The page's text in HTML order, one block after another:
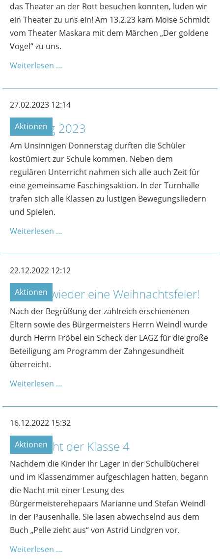
das Theater an der Rott besuchen konnten, luden wir
ein Theater zu uns ein! Am 13.2.23 kam Moise Schmidt
vom Theater Maskara mit dem Märchen „Der goldene
Vogel“ zu uns.
Weiterlesen …
27.02.2023 12:14
Aktionen
Fasching 2023
Am Unsinnigen Donnerstag durften die Schüler
kostümiert zur Schule kommen. Neben dem
regulären Unterricht nahmen sich alle auch Zeit für
eine gemeinsame Faschingsaktion. In der Turnhalle
trafen sich alle Klassen zu lustigen Bewegungsliedern
und Spielen.
Weiterlesen …
22.12.2022 12:12
Aktionen
Endlich wieder eine Weihnachtsfeier!
Nach der Begrüßung der zahlreich erschienenen
Eltern sowie des Bürgermeisters Herrn Weindl wurde
durch Herrn Fröbel ein Scheck der LAGZ für die große
Beteiligung am Programm der Zahngesundheit
überreicht.
Weiterlesen …
16.12.2022 15:32
Aktionen
Lesenacht der Klasse 4
Nachdem die Kinder ihr Lager in der Schulbücherei
und im Klassenzimmer aufgeschlagen hatten, begann
die Nacht mit einer Lesung des
Bürgermeisterehepaars Marianne und Stefan Weindl
in der Pausenhalle. Sie lasen abwechselnd aus dem
Buch „Pelle zieht aus“ von Astrid Lindgren vor.
Weiterlesen …